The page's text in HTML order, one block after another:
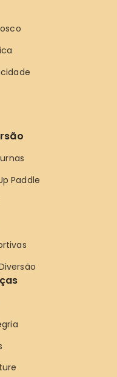
Paddle